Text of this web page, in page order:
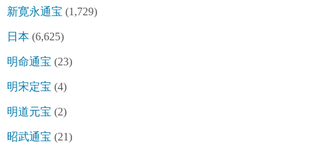
新寛永通宝 (1,729)
日本 (6,625)
明命通宝 (23)
明宋定宝 (4)
明道元宝 (2)
昭武通宝 (21)